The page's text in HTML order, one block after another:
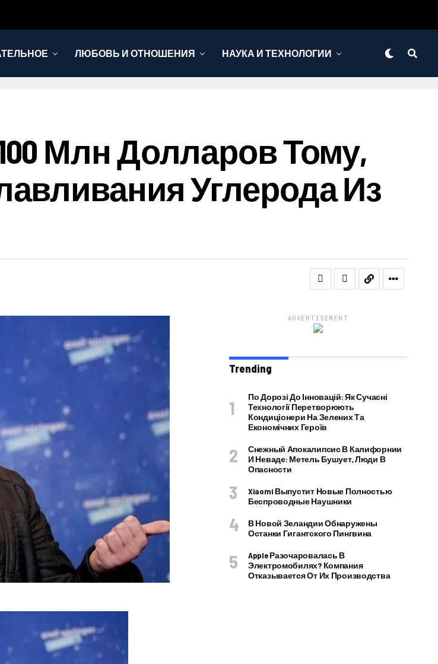
ЛЮБОВЬ И ОТНОШЕНИЯ НАУКА И ТЕХНОЛОГИИ
Млн Долларов Тому,
Углерода Из
ADVERTISEMENT
Trending
По Дорозі До Інновацій: Як Сучасні
Технології Перетворюють
Кондиціонери На Зелених Та
Економічних Героїв
Снежный Апокалипсис В Калифорнии
И Неваде: Метель Бушует, Люди В
Опасности
Xiaomi Выпустит Новые Полностью
Беспроводные Наушники
В Новой Зеландии Обнаружены
Останки Гигантского Пингвина
Apple Разочаровалась В
Электромобилях? Компания
Отказывается От Их Производства